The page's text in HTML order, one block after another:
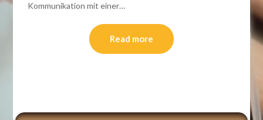
Kommunikation mit einer…
Read more